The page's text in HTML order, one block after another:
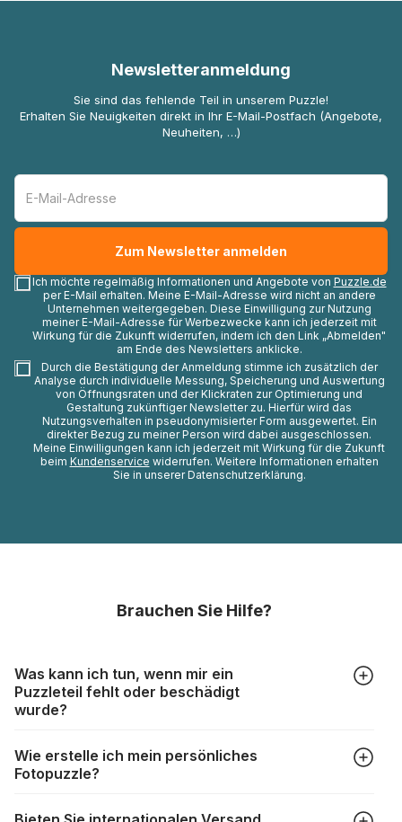
Newsletteranmeldung
Sie sind das fehlende Teil in unserem Puzzle!
Erhalten Sie Neuigkeiten direkt in Ihr E-Mail-Postfach (Angebote,
Neuheiten, …)
Ich möchte regelmäßig Informationen und Angebote von Puzzle.de
per E-Mail erhalten. Meine E-Mail-Adresse wird nicht an andere
Unternehmen weitergegeben. Diese Einwilligung zur Nutzung
meiner E-Mail-Adresse für Werbezwecke kann ich jederzeit mit
Wirkung für die Zukunft widerrufen, indem ich den Link „Abmelden"
am Ende des Newsletters anklicke.
Durch die Bestätigung der Anmeldung stimme ich zusätzlich der
Analyse durch individuelle Messung, Speicherung und Auswertung
von Öffnungsraten und der Klickraten zur Optimierung und
Gestaltung zukünftiger Newsletter zu. Hierfür wird das
Nutzungsverhalten in pseudonymisierter Form ausgewertet. Ein
direkter Bezug zu meiner Person wird dabei ausgeschlossen.
Meine Einwilligungen kann ich jederzeit mit Wirkung für die Zukunft
beim Kundenservice widerrufen. Weitere Informationen erhalten
Sie in unserer Datenschutzerklärung.
Brauchen Sie Hilfe?
Was kann ich tun, wenn mir ein
Puzzleteil fehlt oder beschädigt
wurde?
aber trotzdem kann es vorkommen, dass Teile beschädigt
werden oder verloren gehen. Mit solchen Fällen gehen
https://www.puzzle.de/puzzleteile-fehlen.html
Wie erstelle ich mein persönliches
Fotopuzzle?